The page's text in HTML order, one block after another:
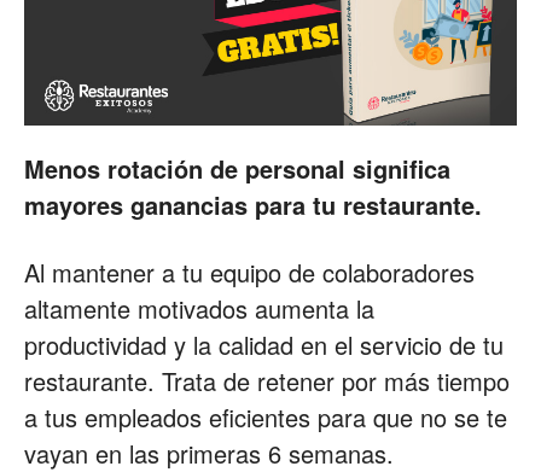
de
Restaurantes
|
Menos rotación de personal significa
mayores ganancias para tu restaurante.
Al mantener a tu equipo de colaboradores
altamente motivados aumenta la
productividad y la calidad en el servicio de tu
restaurante. Trata de retener por más tiempo
a tus empleados eficientes para que no se te
vayan en las primeras 6 semanas.